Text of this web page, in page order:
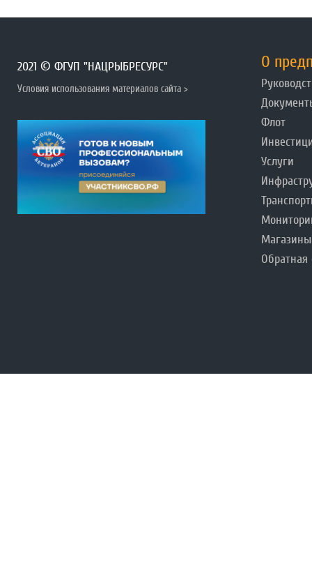
2021 © ФГУП "НАЦРЫБРЕСУРС"
Условия использования материалов сайта >
О
Флот
Услуги
Магазины
Обратная